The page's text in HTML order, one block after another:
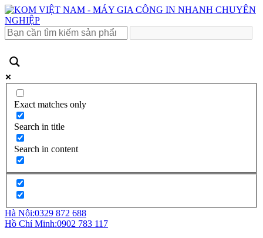
Exact matches only
Search in title
Search in content
Hà Nội:0329 872 688
Hồ Chí Minh:0902 783 117